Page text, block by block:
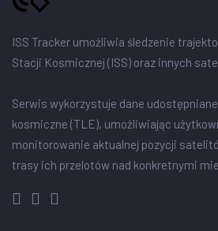
ISS Tracker umożliwia śledzenie
Stacji Kosmicznej (ISS) oraz innych
Serwis wykorzystuje dane
kosmiczne (TLE), umożliwiając
monitorowanie aktualnej pozycji
trasy ich przelotów nad konkretnymi